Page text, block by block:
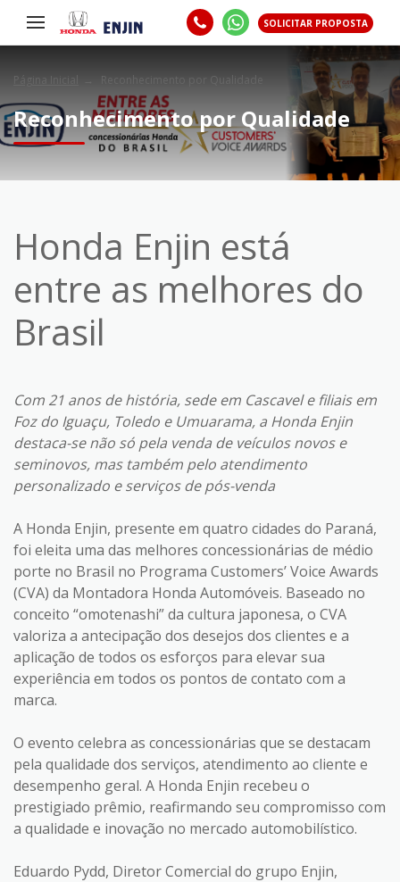
SOLICITAR PROPOSTA
Página Inicial Reconhecimento por Qualidade
Reconhecimento por Qualidade
Honda Enjin está
entre as melhores do
Brasil
Com 21 anos de história, sede em Cascavel e filiais em
Foz do Iguaçu, Toledo e Umuarama, a Honda Enjin
destaca-se não só pela venda de veículos novos e
seminovos, mas também pelo atendimento
personalizado e serviços de pós-venda
A Honda Enjin, presente em quatro cidades do Paraná,
foi eleita uma das melhores concessionárias de médio
porte no Brasil no Programa Customers’ Voice Awards
(CVA) da Montadora Honda Automóveis. Baseado no
conceito “omotenashi” da cultura japonesa, o CVA
valoriza a antecipação dos desejos dos clientes e a
aplicação de todos os esforços para elevar sua
experiência em todos os pontos de contato com a
marca.
O evento celebra as concessionárias que se destacam
pela qualidade dos serviços, atendimento ao cliente e
desempenho geral. A Honda Enjin recebeu o
prestigiado prêmio, reafirmando seu compromisso com
a qualidade e inovação no mercado automobilístico.
Eduardo Pydd, Diretor Comercial do grupo Enjin,